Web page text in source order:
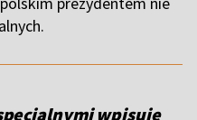
wpisuje